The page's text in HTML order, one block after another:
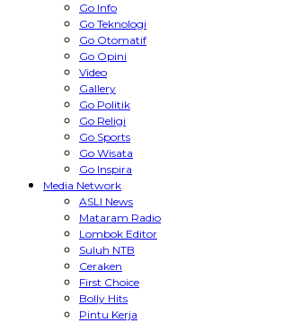
Go Info
Go Teknologi
Go Otomatif
Go Opini
Video
Gallery
Go Politik
Go Religi
Go Sports
Go Wisata
Go Inspira
Media Network
ASLI News
Mataram Radio
Lombok Editor
Suluh NTB
Ceraken
First Choice
Bolly Hits
Pintu Kerja